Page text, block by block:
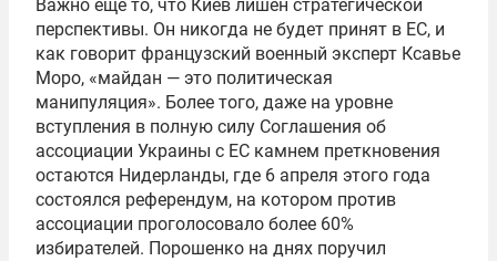
Важно еще то, что Киев лишен стратегической
перспективы. Он никогда не будет принят в ЕС, и
как говорит французский военный эксперт Ксавье
Моро, «майдан — это политическая
манипуляция». Более того, даже на уровне
вступления в полную силу Соглашения об
ассоциации Украины с ЕС камнем преткновения
остаются Нидерланды, где 6 апреля этого года
состоялся референдум, на котором против
ассоциации проголосовало более 60%
избирателей. Порошенко на днях поручил